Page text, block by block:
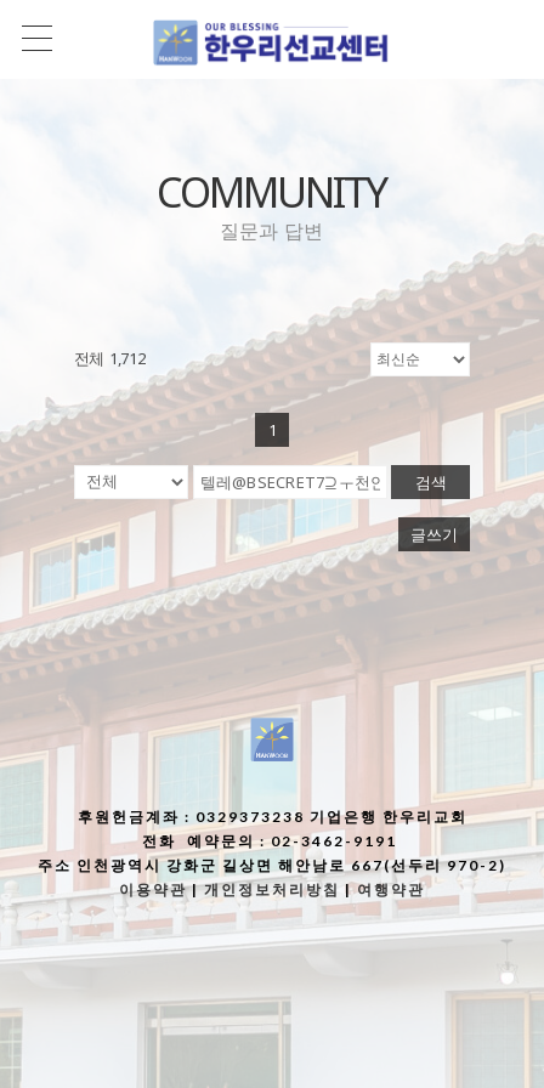
COMMUNITY
질문과 답변
전체 1,712
1
검색
글쓰기
후원헌금계좌 : 0329373238 기업은행 한우리교회
전화
예약문의 : 02-3462-9191
주소인천광역시 강화군 길상면 해안남로 667(선두리 970-2)
이용약관|개인정보처리방침 |여행약관